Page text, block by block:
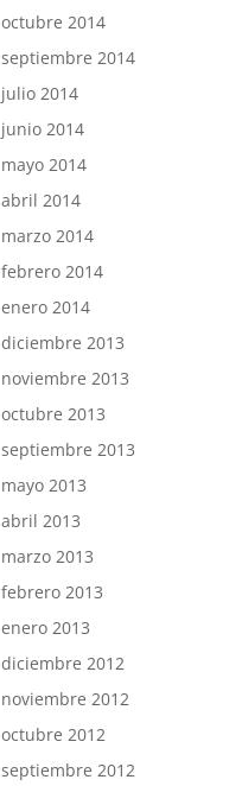
octubre 2014
septiembre 2014
julio 2014
junio 2014
mayo 2014
abril 2014
marzo 2014
febrero 2014
enero 2014
diciembre 2013
noviembre 2013
octubre 2013
septiembre 2013
mayo 2013
abril 2013
marzo 2013
febrero 2013
enero 2013
diciembre 2012
noviembre 2012
octubre 2012
septiembre 2012